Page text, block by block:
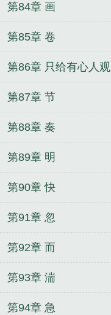
第84章 画
第85章 卷
第86章 只给有心人观
第87章 节
第88章 奏
第89章 明
第90章 快
第91章 忽
第92章 而
第93章 湍
第94章 急